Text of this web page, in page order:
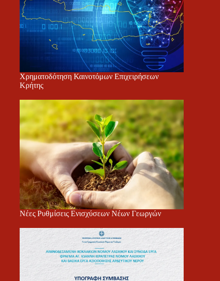
Χρηματοδότηση Καινοτόμων Επιχειρήσεων
Κρήτης
Νέες Ρυθμίσεις Ενισχύσεων Νέων Γεωργών